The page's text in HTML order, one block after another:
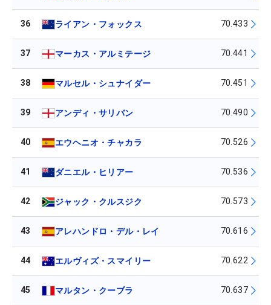
36 ライアン・フォックス 70.433
37 マーカス・アルミテージ 70.441
38 マルセル・シュナイダー 70.451
39 アンディ・サリバン 70.490
40 エウヘニオ・チャカラ 70.526
41 ダニエル・ヒリアー 70.536
42 ジャック・クルスジク 70.573
43 アレハンドロ・デル・レイ 70.616
44 エルヴィズ・スマイリー 70.622
45 マルタン・クーブラ 70.637